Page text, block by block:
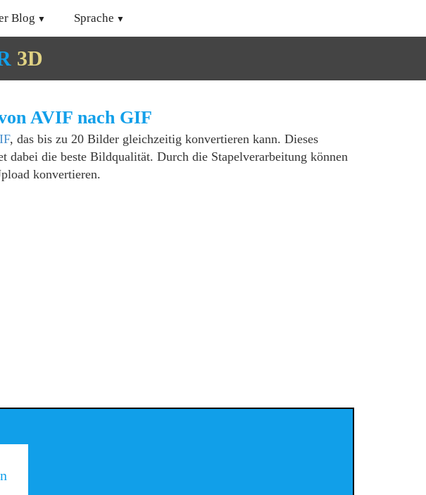
Blog Sprache
3D
AVIF nach GIF
, das bis zu 20 Bilder gleichzeitig konvertieren kann. Dieses
die beste Bildqualität. Durch die Stapelverarbeitung können
konvertieren.